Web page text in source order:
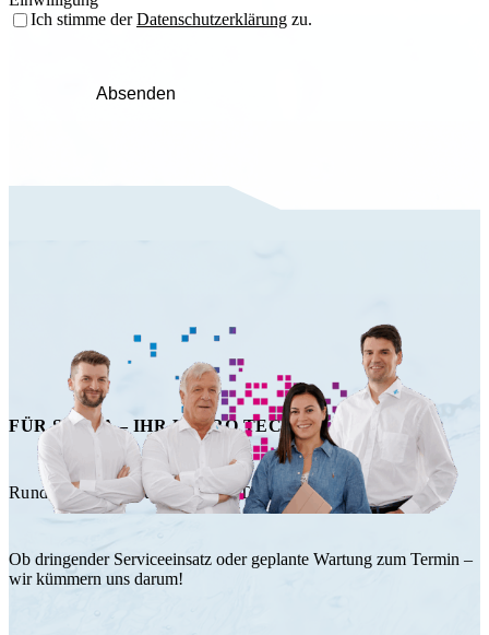
Ich stimme derDatenschutzerklärung zu.
Absenden
FÜR SIE DA – IHR HAPRO TECHNIK TEAM!
Rundum Service durch das HT Team.
Ob dringender Serviceeinsatz oder geplante Wartung zum Termin –
wir kümmern uns darum!